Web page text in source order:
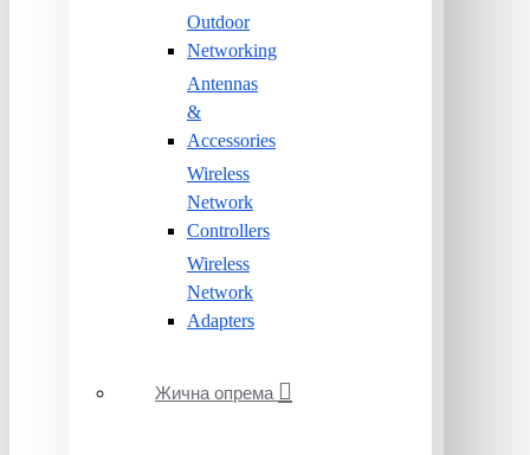
Outdoor
Networking
Antennas
&
Accessories
Wireless
Network
Controllers
Wireless
Network
Adapters
Жична опрема